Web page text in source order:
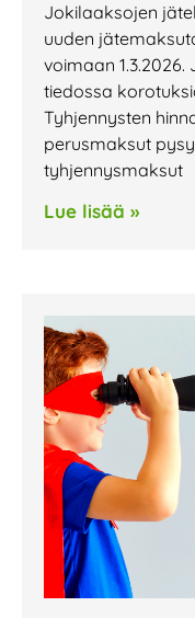
Jokilaaksojen
uuden
voimaan
tiedossa
Tyhjennysten
perusmaksut
tyhjennysmaksut
Lue lisää »